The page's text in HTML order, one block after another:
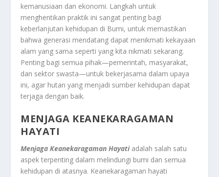
kemanusiaan dan ekonomi. Langkah untuk
menghentikan praktik ini sangat penting bagi
keberlanjutan kehidupan di Bumi, untuk memastikan
bahwa generasi mendatang dapat menikmati kekayaan
alam yang sama seperti yang kita nikmati sekarang.
Penting bagi semua pihak—pemerintah, masyarakat,
dan sektor swasta—untuk bekerjasama dalam upaya
ini, agar hutan yang menjadi sumber kehidupan dapat
terjaga dengan baik.
MENJAGA KEANEKARAGAMAN
HAYATI
Menjaga Keanekaragaman Hayatiadalah salah satu
aspek terpenting dalam melindungi bumi dan semua
kehidupan di atasnya. Keanekaragaman hayati